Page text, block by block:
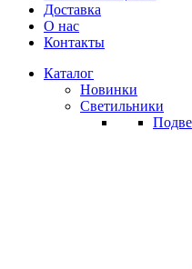
Доставка
О нас
Контакты
Каталог
Новинки
Светильники